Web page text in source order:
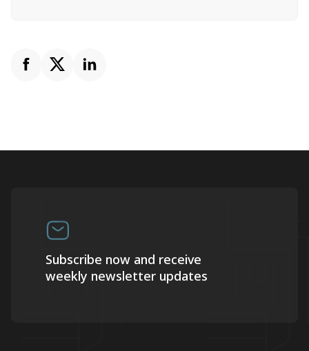
Subscribe now and receive
weekly newsletter updates